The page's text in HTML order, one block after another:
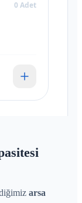
arsa